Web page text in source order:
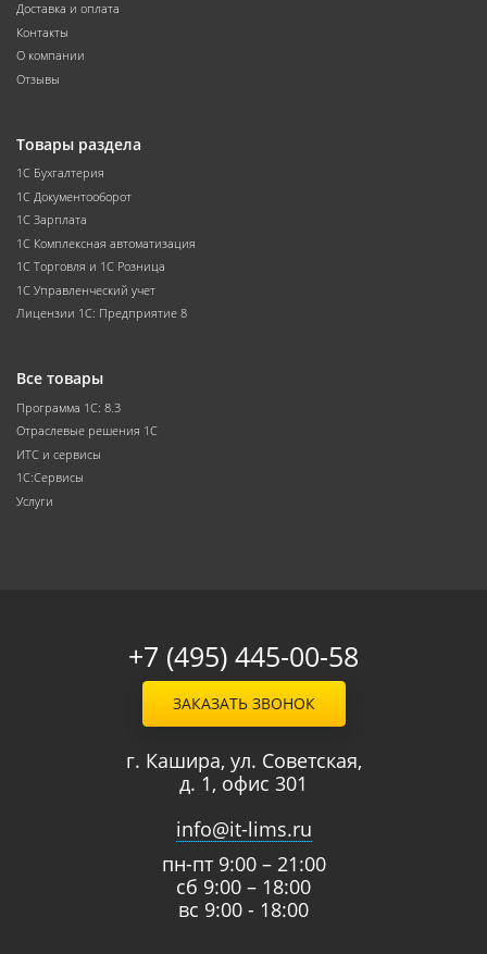
Доставка и оплата
Контакты
О компании
Отзывы
Товары раздела
1С Бухгалтерия
1С Документооборот
1С Зарплата
1С Комплексная автоматизация
1С Торговля и 1С Розница
1С Управленческий учет
Лицензии 1С: Предприятие 8
Все товары
Программа 1С: 8.3
Отраслевые решения 1С
ИТС и сервисы
1С:Сервисы
Услуги
+7 (495) 445-00-58
ЗАКАЗАТЬ ЗВОНОК
г. Кашира, ул. Советская,
д. 1, офис 301
info@it-lims.ru
пн-пт 9:00 – 21:00
сб 9:00 – 18:00
вс 9:00 - 18:00